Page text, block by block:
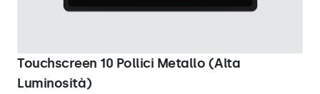
Touchscreen 10 Pollici Metallo (Alta
Luminosità)